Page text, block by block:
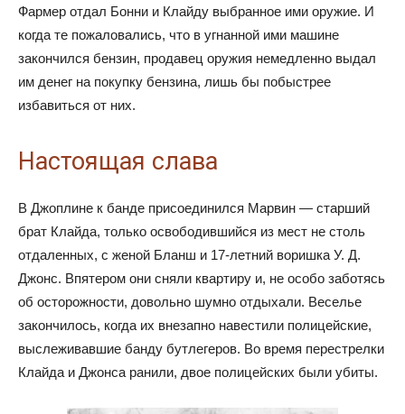
Фармер отдал Бонни и Клайду выбранное ими оружие. И
когда те пожаловались, что в угнанной ими машине
закончился бензин, продавец оружия немедленно выдал
им денег на покупку бензина, лишь бы побыстрее
избавиться от них.
Настоящая слава
В Джоплине к банде присоединился Марвин — старший
брат Клайда, только освободившийся из мест не столь
отдаленных, с женой Бланш и 17-летний воришка У. Д.
Джонс. Впятером они сняли квартиру и, не особо заботясь
об осторожности, довольно шумно отдыхали. Веселье
закончилось, когда их внезапно навестили полицейские,
выслеживавшие банду бутлегеров. Во время перестрелки
Клайда и Джонса ранили, двое полицейских были убиты.